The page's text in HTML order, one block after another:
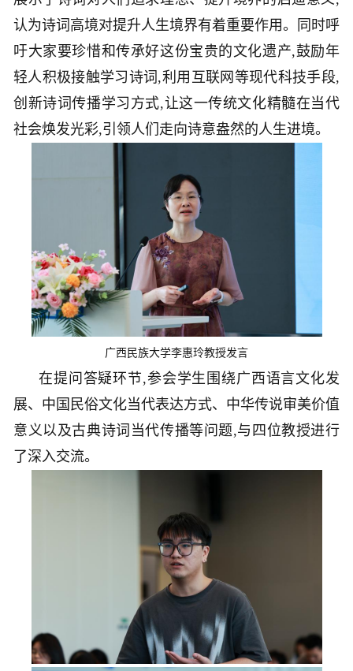
认为诗词高境对提升人生境界有着重要作用。同时呼
吁大家要珍惜和传承好这份宝贵的文化遗产,鼓励年
轻人积极接触学习诗词,利用互联网等现代科技手段,
创新诗词传播学习方式,让这一传统文化精髓在当代
社会焕发光彩,引领人们走向诗意盎然的人生进境。
广西民族大学李惠玲教授发言
在提问答疑环节,参会学生围绕广西语言文化发
展、中国民俗文化当代表达方式、中华传说审美价值
意义以及古典诗词当代传播等问题,与四位教授进行
了深入交流。